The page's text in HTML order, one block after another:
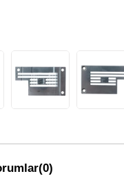
(0)